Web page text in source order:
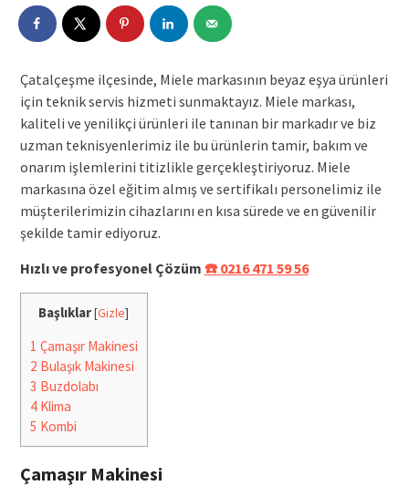
Çatalçeşme ilçesinde, Miele markasının beyaz eşya ürünleri
için teknik servis hizmeti sunmaktayız. Miele markası,
kaliteli ve yenilikçi ürünleri ile tanınan bir markadır ve biz
uzman teknisyenlerimiz ile bu ürünlerin tamir, bakım ve
onarım işlemlerini titizlikle gerçekleştiriyoruz. Miele
markasına özel eğitim almış ve sertifikalı personelimiz ile
müşterilerimizin cihazlarını en kısa sürede ve en güvenilir
şekilde tamir ediyoruz.
Hızlı ve profesyonel Çözüm ☎️ 0216 471 59 56
Başlıklar[Gizle]
1 Çamaşır Makinesi
2 Bulaşık Makinesi
3 Buzdolabı
4Klima
5 Kombi
Çamaşır Makinesi